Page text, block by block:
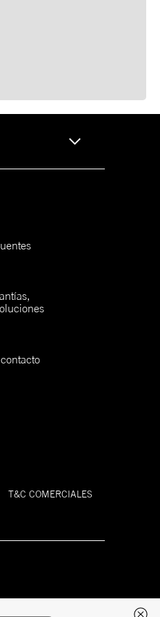
T&C COMERCIALES